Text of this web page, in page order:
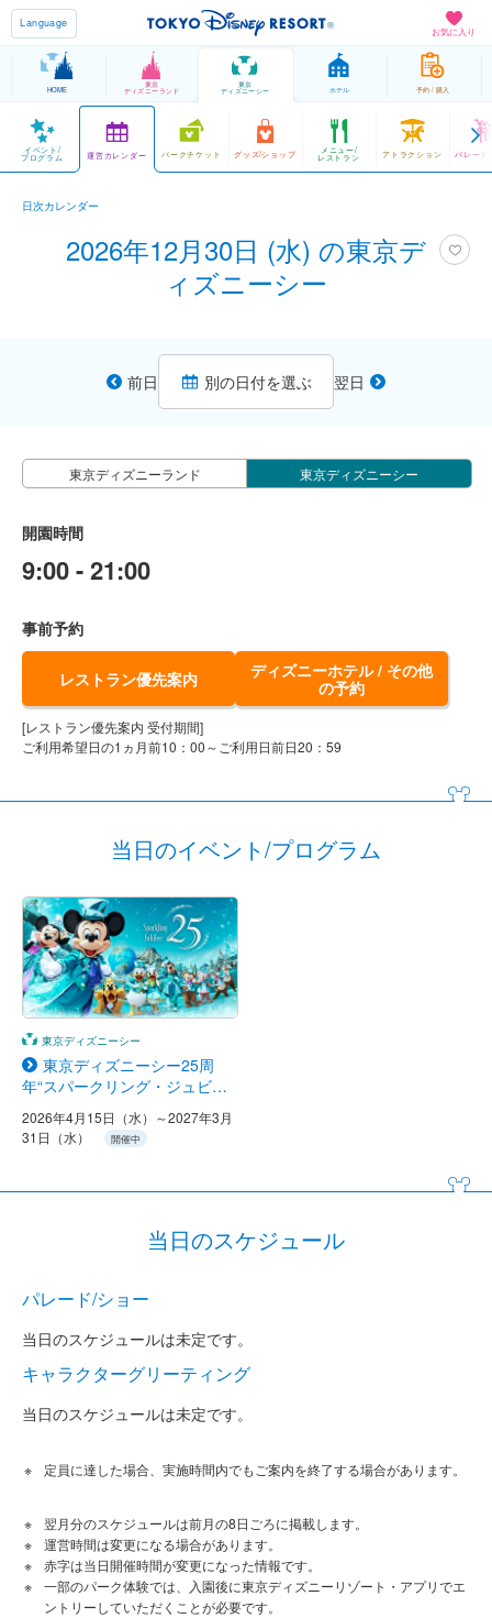
お気に入り
Language
HOME
東京
ディズニーランド
東京
ディズニーシー ホテル 予約 / 購入
イベント/
プログラム 運営カレンダー パークチケット グッズ/ショップ メニュー/
レストラン アトラクション パレード
日次カレンダー
2026年12月30日 (水) の東京デ
ィズニーシー
前日 別の日付を選ぶ 翌日
東京ディズニーランド 東京ディズニーシー
開園時間
9:00 - 21:00
事前予約
レストラン優先案内
ディズニーホテル / その他
の予約
[レストラン優先案内 受付期間]
ご利用希望日の1ヵ月前10：00～ご利用日前日20：59
当日のイベント/プログラム
東京ディズニーシー
東京ディズニーシー25周
年“スパークリング・ジュビリ
2026年4月15日（水）～2027年3月
31日（水）
開催中
当日のスケジュール
パレード/ショー
当日のスケジュールは未定です。
キャラクターグリーティング
当日のスケジュールは未定です。
定員に達した場合、実施時間内でもご案内を終了する場合があります。
翌月分のスケジュールは前月の8日ごろに掲載します。
運営時間は変更になる場合があります。
赤字は当日開催時間が変更になった情報です。
一部のパーク体験では、入園後に東京ディズニーリゾート・アプリでエ
ントリーしていただくことが必要です。